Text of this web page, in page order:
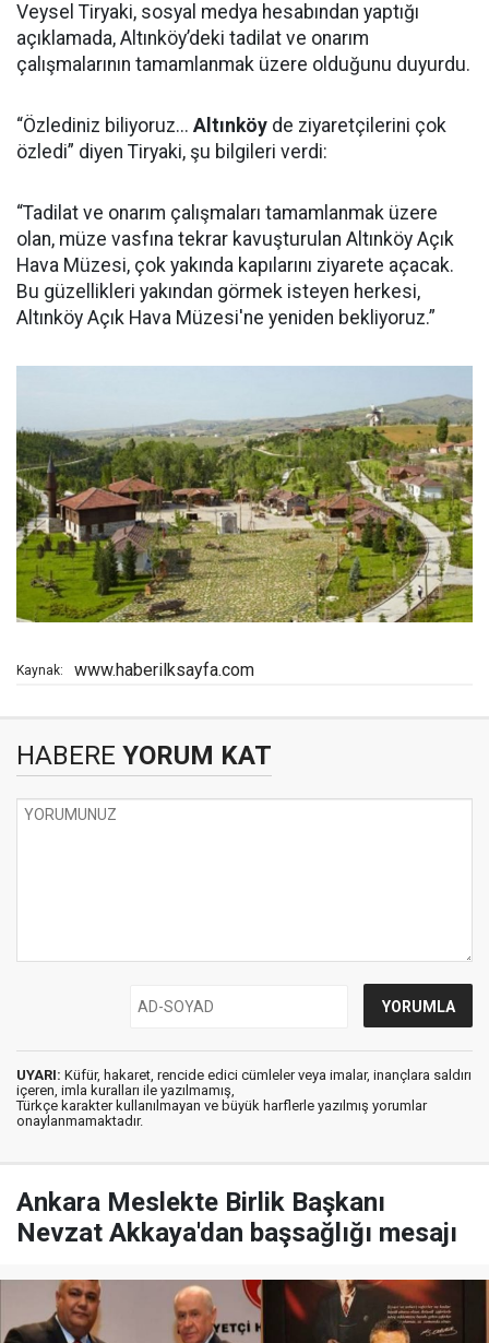
Veysel Tiryaki, sosyal medya hesabından yaptığı
açıklamada, Altınköy’deki tadilat ve onarım
çalışmalarının tamamlanmak üzere olduğunu duyurdu.
“Özlediniz biliyoruz... Altınköy de ziyaretçilerini çok
özledi” diyen Tiryaki, şu bilgileri verdi:
“Tadilat ve onarım çalışmaları tamamlanmak üzere
olan, müze vasfına tekrar kavuşturulan Altınköy Açık
Hava Müzesi, çok yakında kapılarını ziyarete açacak.
Bu güzellikleri yakından görmek isteyen herkesi,
Altınköy Açık Hava Müzesi'ne yeniden bekliyoruz.”
Kaynak: www.haberilksayfa.com
HABERE YORUM KAT
UYARI: Küfür, hakaret, rencide edici cümleler veya imalar, inançlara saldırı
içeren, imla kuralları ile yazılmamış,
Türkçe karakter kullanılmayan ve büyük harflerle yazılmış yorumlar
onaylanmamaktadır.
Ankara Meslekte Birlik Başkanı
Nevzat Akkaya'dan başsağlığı mesajı